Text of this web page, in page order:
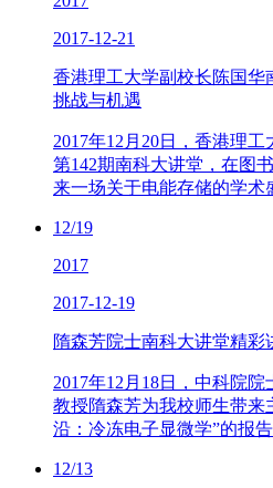
2017-12-21
香港理工大学副校长陈国华
挑战与机遇
2017年12月20日，香港理
第142期南科大讲堂，在图
来一场关于电能存储的学术
12/19
2017
2017-12-19
隋森芳院士南科大讲堂精彩
2017年12月18日，中科院
教授隋森芳为我校师生带来
沿：冷冻电子显微学”的报告
12/13